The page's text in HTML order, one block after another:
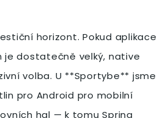
horizont. Pokud aplikace
dostatečně velký, native
volba. U **Sportybe** jsme
pro Android pro mobilní
hal — k tomu Spring